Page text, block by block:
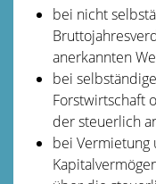
bei nicht
anerkannten
bei
Forstwirtschaft
der steuerlich
bei Vermietung